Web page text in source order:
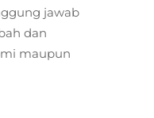
jawab
dan
maupun